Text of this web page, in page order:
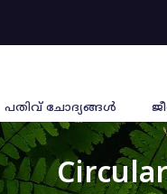
പതിവ് ചോദ്യങ്ങൾ